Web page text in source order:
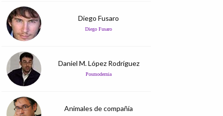
Diego Fusaro
Diego Fusaro
Daniel M. López Rodríguez
Posmodernia
Animales de compañía